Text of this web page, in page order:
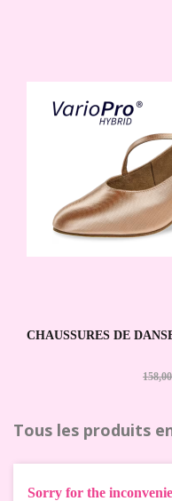
CHAUSSURES DE
Tous les produits
Sorry for the